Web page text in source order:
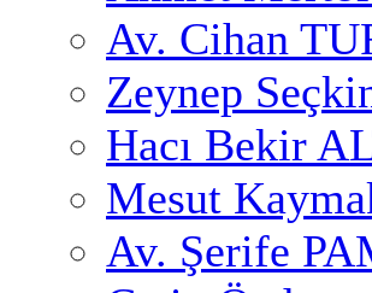
Av. Cihan
Zeynep
Hacı Bekir
Mesut
Av. Şerife